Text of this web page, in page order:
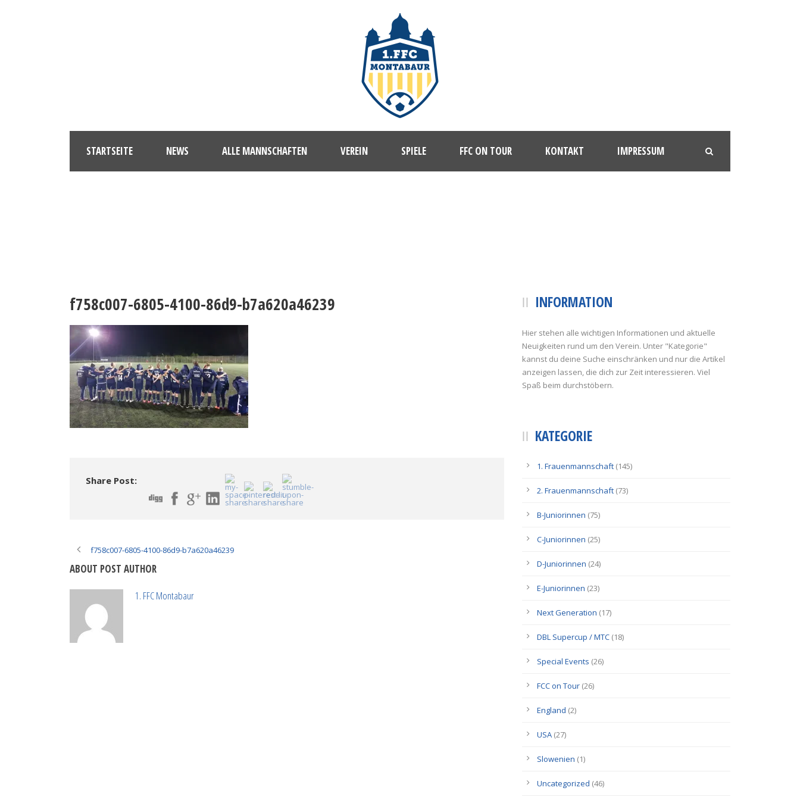
STARTSEITE NEWS ALLE MANNSCHAFTEN VEREIN SPIELE FFC ON TOUR KONTAKT IMPRESSUM
f758c007-6805-4100-86d9-b7a620a46239
Share Post:
f758c007-6805-4100-86d9-b7a620a46239
ABOUT POST AUTHOR
1. FFC Montabaur
INFORMATION
Hier stehen alle wichtigen Informationen und aktuelle
Neuigkeiten rund um den Verein. Unter "Kategorie"
kannst du deine Suche einschränken und nur die Artikel
anzeigen lassen, die dich zur Zeit interessieren. Viel
Spaß beim durchstöbern.
KATEGORIE
1. Frauenmannschaft (145)
2. Frauenmannschaft (73)
B-Juniorinnen (75)
C-Juniorinnen (25)
D-Juniorinnen (24)
E-Juniorinnen (23)
Next Generation (17)
DBL Supercup / MTC (18)
Special Events (26)
FCC on Tour (26)
England (2)
USA (27)
Slowenien (1)
Uncategorized (46)